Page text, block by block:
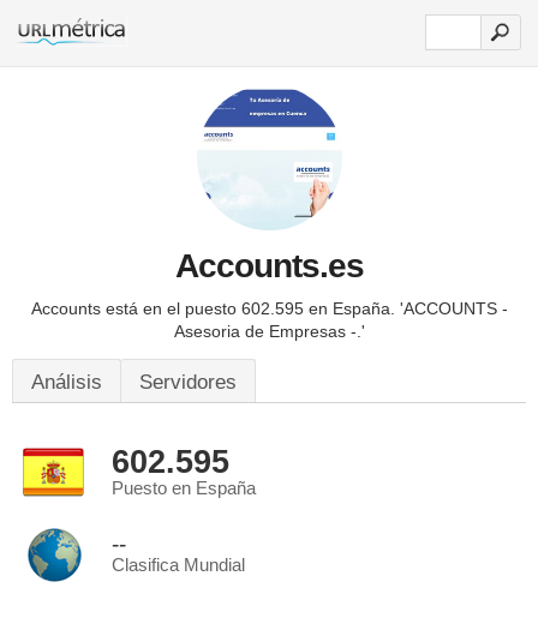
Accounts.es
Accounts está en el puesto 602.595 en España. 'ACCOUNTS -
Asesoria de Empresas -.'
Análisis Servidores
602.595
Puesto en España
--
Clasifica Mundial